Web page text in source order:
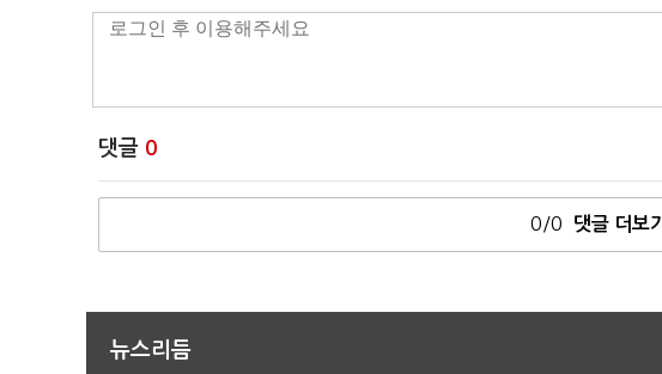
댓글 0
0/0 댓글 더보기
뉴스리듬